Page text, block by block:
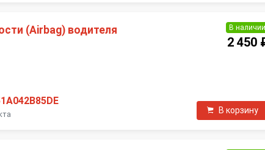
(Airbag) водителя В наличии
2 450
В корзину